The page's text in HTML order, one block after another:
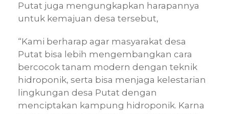
Putat juga mengungkapkan harapannya
untuk kemajuan desa tersebut,
“Kami berharap agar masyarakat desa
Putat bisa lebih mengembangkan cara
bercocok tanam modern dengan teknik
hidroponik, serta bisa menjaga kelestarian
lingkungan desa Putat dengan
menciptakan kampung hidroponik. Karna